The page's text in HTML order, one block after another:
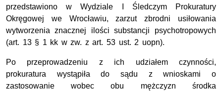
przedstawiono w Wydziale I Śledczym Prokuratury
Okręgowej we Wrocławiu, zarzut zbrodni usiłowania
wytworzenia znacznej ilości substancji psychotropowych
(art. 13 § 1 kk w zw. z art. 53 ust. 2 uopn).
Po przeprowadzeniu z ich udziałem czynności,
prokuratura wystąpiła do sądu z wnioskami o
zastosowanie wobec obu mężczyzn środka